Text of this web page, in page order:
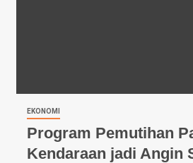
EKONOMI
Program Pemutihan
Kendaraan jadi Angin